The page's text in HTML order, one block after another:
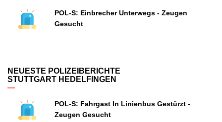
POL-S: Einbrecher Unterwegs - Zeugen
Gesucht
NEUESTE POLIZEIBERICHTE
STUTTGART HEDELFINGEN
POL-S: Fahrgast In Linienbus Gestürzt -
Zeugen Gesucht